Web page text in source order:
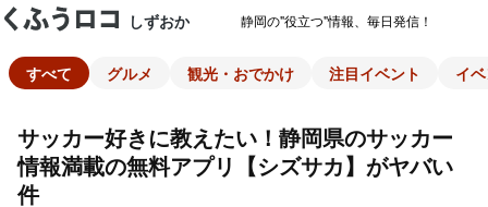
しずおか 静岡の"役立つ"情報、毎日発信！
すべて グルメ 観光・おでかけ 注目イベント イ
サッカー好きに教えたい！静岡県のサッカー
情報満載の無料アプリ【シズサカ】がヤバい
件